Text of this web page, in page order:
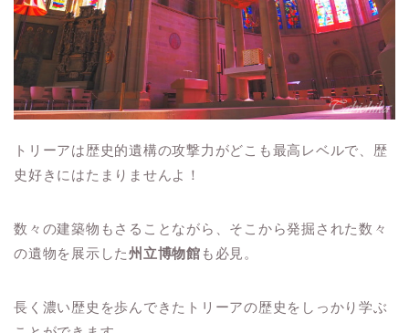
トリーアは歴史的遺構の攻撃力がどこも最高レベルで、歴
史好きにはたまりませんよ！
数々の建築物もさることながら、そこから発掘された数々
の遺物を展示した州立博物館 も必見。
長く濃い歴史を歩んできたトリーアの歴史をしっかり学ぶ